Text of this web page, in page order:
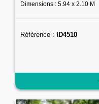
Dimensions : 5.94 x 2.10 M
Référence : ID4510